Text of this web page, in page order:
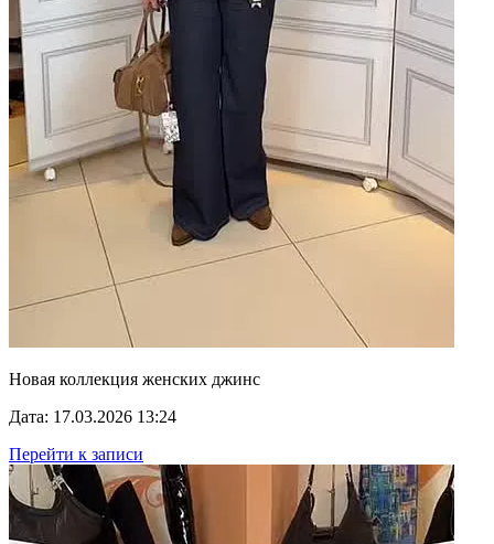
Новая коллекция женских джинс
Дата: 17.03.2026 13:24
Перейти к записи